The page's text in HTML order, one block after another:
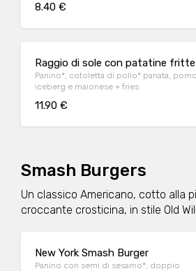
8.40 €
Raggio di sole con patatine fritte
Panino*, cotoletta di pollo* panata,
iceberg e maionese + fries
11.90 €
Smash Burgers
Un classico Americano, cotto alla
croccante crosticina, in stile Old
New York Smash Burger
Panino con semi di sesamo*, doppio